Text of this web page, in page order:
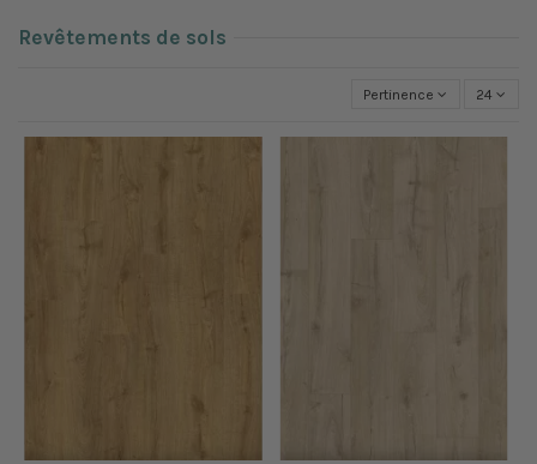
Revêtements de sols
Pertinence 24